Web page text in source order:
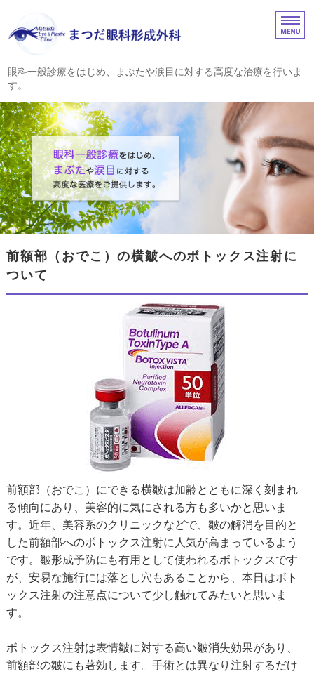
まつだ眼科形成外科｜
眼科一般診療をはじめ、まぶたや涙目に対する高度な治療を行いま
す。
ホーム
診療内容
院長挨拶
眼瞼・涙道の疾患
アクセス
前額部（おでこ）の横皺へのボトックス注射に
ついて
前額部（おでこ）にできる横皺は加齢とともに深く刻まれ
る傾向にあり、美容的に気にされる方も多いかと思いま
す。近年、美容系のクリニックなどで、皺の解消を目的と
した前額部へのボトックス注射に人気が高まっているよう
です。皺形成予防にも有用として使われるボトックスです
が、安易な施行には落とし穴もあることから、本日はボト
ックス注射の注意点について少し触れてみたいと思いま
す。
ボトックス注射は表情皺に対する高い皺消失効果があり、
前額部の皺にも著効します。手術とは異なり注射するだけ